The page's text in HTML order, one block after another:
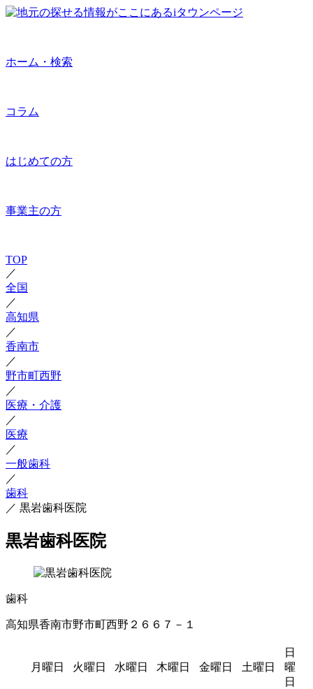
ホーム・検索
コラム
はじめての方
事業主の方
TOP
／
全国
／
高知県
／
香南市
／
野市町西野
／
医療・介護
／
医療
／
一般歯科
／
歯科
／ 黒岩歯科医院
黒岩歯科医院
歯科
高知県香南市野市町西野２６６７－１
月曜日 火曜日 水曜日 木曜日 金曜日 土曜日
日
曜
日